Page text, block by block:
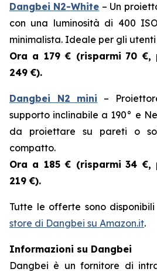
Dangbei N2-White – Un
con una luminosità di 400
minimalista. Ideale per gli
Ora a 179 € (risparmi 70 €,
249 €).
Dangbei N2 mini –
supporto inclinabile a 190° e
da proiettare su pareti o
compatto.
Ora a 185 € (risparmi 34 €,
219 €).
Tutte le offerte sono
store di Dangbei su Amazon.it.
Informazioni su Dangbei
Dangbei è un fornitore di